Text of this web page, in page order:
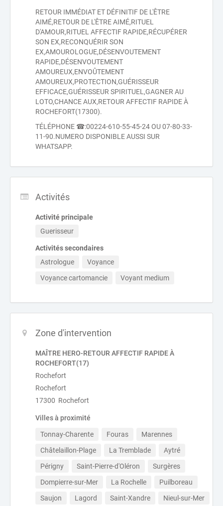
RETOUR IMMÉDIAT ET DÉFINITIF DE L'ÊTRE
AIMÉ,RETOUR DE L'ÊTRE AIMÉ,RITUEL
D'AMOUR,RITUEL AFFECTIF RAPIDE,RÉCUPÉRER
SON EX,RECONQUÉRIR SON
EX,AMOUROLOGUE,DÉSENVOUTEMENT
RAPIDE,DÉSENVOUTEMENT
AMOUREUX,ENVOÛTEMENT
AMOUREUX,PROTECTION,GUÉRISSEUR
EFFICACE,GUÉRISSEUR SPIRITUEL,GAGNER AU
LOTO,CHANCE AUX,RETOUR AFFECTIF RAPIDE À
ROCHEFORT(17300).
TÉLÉPHONE ☎:00224-610-55-45-24 OU 07-80-33-
11-90.NUMERO DISPONIBLE AUSSI SUR
WHATSAPP.
Activités
Activité principale
Guerisseur
Activités secondaires
Astrologue
Voyance
Voyance cartomancie
Voyant medium
Zone d'intervention
MAÎTRE HERO-RETOUR AFFECTIF RAPIDE À
ROCHEFORT(17)
Rochefort
Rochefort
17300 Rochefort
Villes à proximité
Tonnay-Charente Fouras
Marennes
Châtelaillon-Plage
La Tremblade
Aytré
Périgny
Saint-Pierre-d'Oléron
Surgères
Dompierre-sur-Mer
La Rochelle
Puilboreau
Saujon
Lagord Saint-Xandre Nieul-sur-Mer